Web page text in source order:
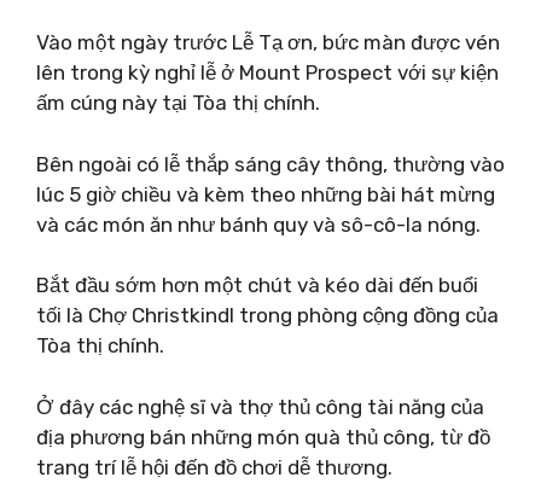
Vào một ngày trước Lễ Tạ ơn, bức màn được vén
lên trong kỳ nghỉ lễ ở Mount Prospect với sự kiện
ấm cúng này tại Tòa thị chính.
Bên ngoài có lễ thắp sáng cây thông, thường vào
lúc 5 giờ chiều và kèm theo những bài hát mừng
và các món ăn như bánh quy và sô-cô-la nóng.
Bắt đầu sớm hơn một chút và kéo dài đến buổi
tối là Chợ Christkindl trong phòng cộng đồng của
Tòa thị chính.
Ở đây các nghệ sĩ và thợ thủ công tài năng của
địa phương bán những món quà thủ công, từ đồ
trang trí lễ hội đến đồ chơi dễ thương.